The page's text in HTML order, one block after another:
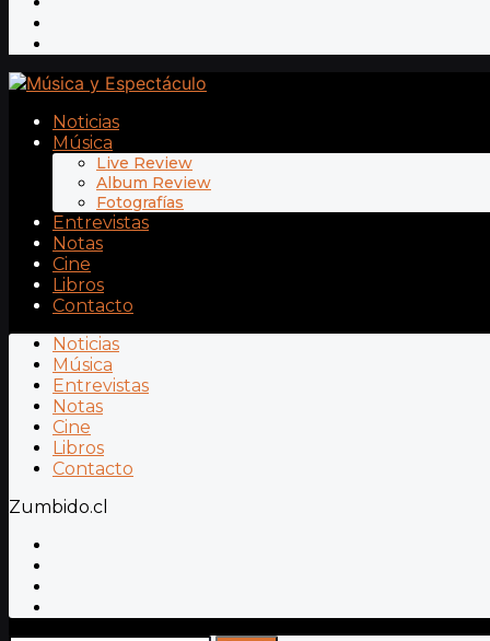
Noticias
Música
Live Review
Album Review
Fotografías
Entrevistas
Notas
Cine
Libros
Contacto
Noticias
Música
Entrevistas
Notas
Cine
Libros
Contacto
Zumbido.cl